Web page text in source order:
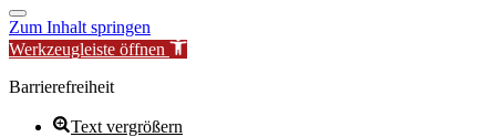
Zum Inhalt springen
Werkzeugleiste öffnen
Barrierefreiheit
Text vergrößern